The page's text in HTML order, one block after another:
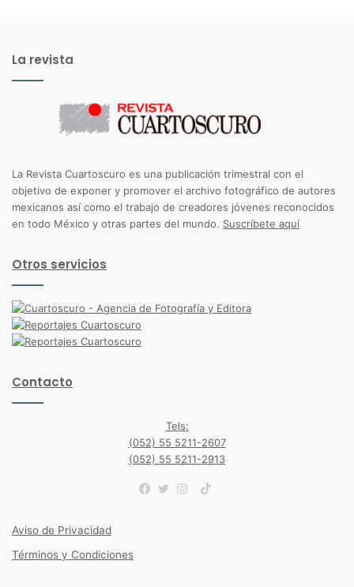
La revista
La Revista Cuartoscuro es una publicación trimestral con el
objetivo de exponer y promover el archivo fotográfico de autores
mexicanos así como el trabajo de creadores jóvenes reconocidos
en todo México y otras partes del mundo. Suscríbete aquí
Otros servicios
Contacto
Tels:
(052) 55 5211-2607
(052) 55 5211-2913
TikTok
Aviso de Privacidad
Términos y Condiciones